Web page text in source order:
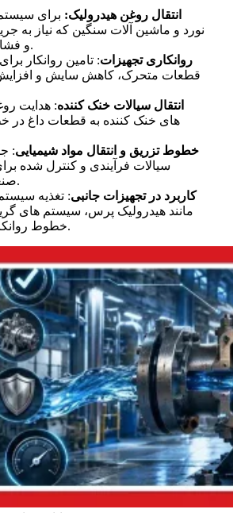
انتقال روغن هیدرولیک: برای
نورد و ماشین آلات سنگین که نیاز به
و فشار ثابت دارند.
روانکاری تجهیزات: تامین روانکار
قطعات متحرک، کاهش سایش و
انتقال سیالات خنک کننده: هدایت
های خنک کننده به قطعات داغ در
خطوط تزریق و انتقال مواد شیمیایی:
سیالات فرآیندی و کنترل شده
صنعتی حساس.
کاربرد در تجهیزات جانبی: تغذیه
مانند هیدرولیک پرس، سیستم های
خطوط روانکاری متمرکز.